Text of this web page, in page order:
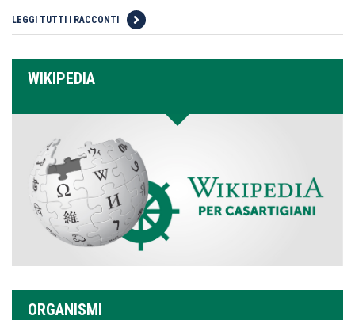
LEGGI TUTTI I RACCONTI
WIKIPEDIA
ORGANISMI